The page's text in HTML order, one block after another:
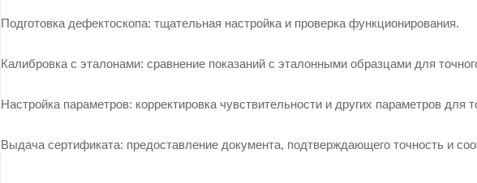
Подготовка дефектоскопа: тщательная настройка и проверка функционирования.
Калибровка с эталонами: сравнение показаний с эталонными образцами для
Настройка параметров: корректировка чувствительности и других параметров для
Выдача сертификата: предоставление документа, подтверждающего точность и